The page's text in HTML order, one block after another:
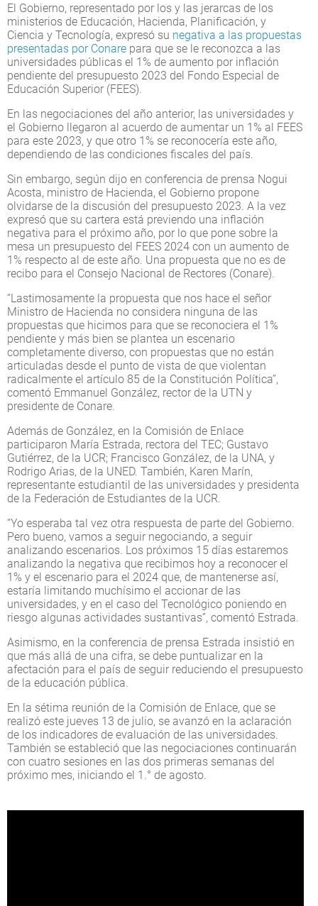
El Gobierno, representado por los y las jerarcas de los
ministerios de Educación, Hacienda, Planificación, y
Ciencia y Tecnología, expresó su negativa a las propuestas
presentadas por Conare para que se le reconozca a las
universidades públicas el 1% de aumento por inflación
pendiente del presupuesto 2023 del Fondo Especial de
Educación Superior (FEES).
En las negociaciones del año anterior, las universidades y
el Gobierno llegaron al acuerdo de aumentar un 1% al FEES
para este 2023, y que otro 1% se reconocería este año,
dependiendo de las condiciones fiscales del país.
Sin embargo, según dijo en conferencia de prensa Nogui
Acosta, ministro de Hacienda, el Gobierno propone
olvidarse de la discusión del presupuesto 2023. A la vez
expresó que su cartera está previendo una inflación
negativa para el próximo año, por lo que pone sobre la
mesa un presupuesto del FEES 2024 con un aumento de
1% respecto al de este año. Una propuesta que no es de
recibo para el Consejo Nacional de Rectores (Conare).
“Lastimosamente la propuesta que nos hace el señor
Ministro de Hacienda no considera ninguna de las
propuestas que hicimos para que se reconociera el 1%
pendiente y más bien se plantea un escenario
completamente diverso, con propuestas que no están
articuladas desde el punto de vista de que violentan
radicalmente el artículo 85 de la Constitución Política”,
comentó Emmanuel González, rector de la UTN y
presidente de Conare.
Además de González, en la Comisión de Enlace
participaron María Estrada, rectora del TEC; Gustavo
Gutiérrez, de la UCR; Francisco González, de la UNA, y
Rodrigo Arias, de la UNED. También, Karen Marín,
representante estudiantil de las universidades y presidenta
de la Federación de Estudiantes de la UCR.
“Yo esperaba tal vez otra respuesta de parte del Gobierno.
Pero bueno, vamos a seguir negociando, a seguir
analizando escenarios. Los próximos 15 días estaremos
analizando la negativa que recibimos hoy a reconocer el
1% y el escenario para el 2024 que, de mantenerse así,
estaría limitando muchísimo el accionar de las
universidades, y en el caso del Tecnológico poniendo en
riesgo algunas actividades sustantivas”, comentó Estrada.
Asimismo, en la conferencia de prensa Estrada insistió en
que más allá de una cifra, se debe puntualizar en la
afectación para el país de seguir reduciendo el presupuesto
de la educación pública.
En la sétima reunión de la Comisión de Enlace, que se
realizó este jueves 13 de julio, se avanzó en la aclaración
de los indicadores de evaluación de las universidades.
También se estableció que las negociaciones continuarán
con cuatro sesiones en las dos primeras semanas del
próximo mes, iniciando el 1.° de agosto.